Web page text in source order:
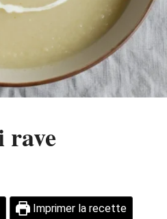
rave
Imprimer la recette